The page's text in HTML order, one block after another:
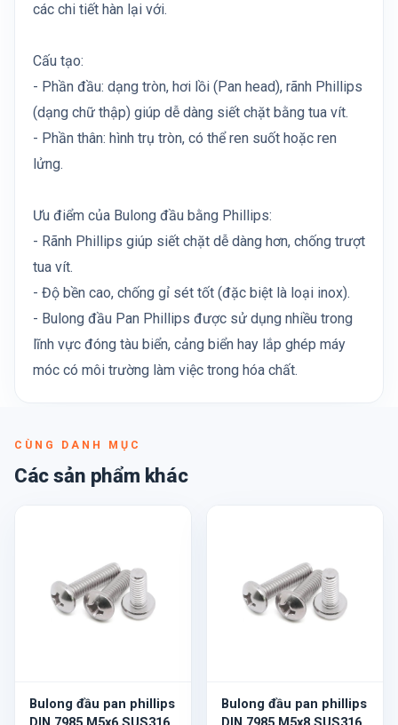
các chi tiết hàn lại với.
Cấu tạo:
- Phần đầu: dạng tròn, hơi lồi (Pan head), rãnh Phillips
(dạng chữ thập) giúp dễ dàng siết chặt bằng tua vít.
- Phần thân: hình trụ tròn, có thể ren suốt hoặc ren
lửng.
Ưu điểm của Bulong đầu bằng Phillips:
- Rãnh Phillips giúp siết chặt dễ dàng hơn, chống trượt
tua vít.
- Độ bền cao, chống gỉ sét tốt (đặc biệt là loại inox).
- Bulong đầu Pan Phillips được sử dụng nhiều trong
lĩnh vực đóng tàu biển, cảng biển hay lắp ghép máy
móc có môi trường làm việc trong hóa chất.
CÙNG DANH MỤC
Các sản phẩm khác
Bulong đầu pan phillips
Bulong đầu pan phillips